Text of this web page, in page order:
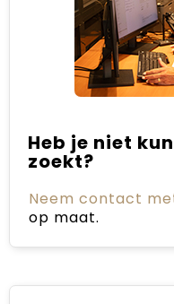
Heb je niet
zoekt?
Neem contact
op maat.